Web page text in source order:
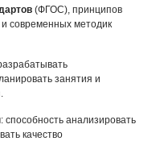
(ФГОС), принципов
и современных методик
занятия и
: способность анализировать
качество